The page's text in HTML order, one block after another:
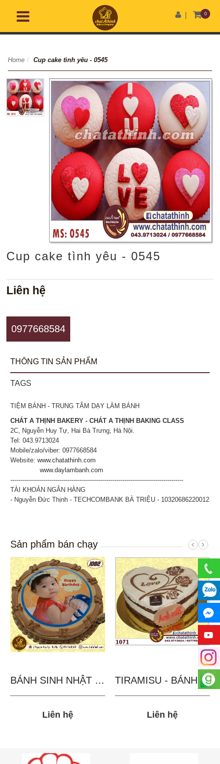
0
Home / Cup cake tình yêu - 0545
Cup cake tình yêu - 0545
Liên hệ
0977668584
THÔNG TIN SẢN PHẨM
TAGS
TIỆM BÁNH - TRUNG TÂM DẠY LÀM BÁNH
CHÁT A THỊNH BAKERY - CHÁT A THỊNH BAKING CLASS
2C, Nguyễn Huy Tự, Hai Bà Trưng, Hà Nội.
Tel: 043.9713024
Mobile/zalo/viber: 0977668584
Website:www.chatathinh.com
www.daylambanh.com
----------------------------------------------------------------------------------------
TÀI KHOẢN NGÂN HÀNG
- Nguyễn Đức Thịnh - TECHCOMBANK BÀ TRIỆU - 10320686220012
Sản phẩm bán chạy
BÁNH SINH NHẬT IN...
Liên hệ
TIRAMISU - BÁNH TẶNG...
Liên hệ